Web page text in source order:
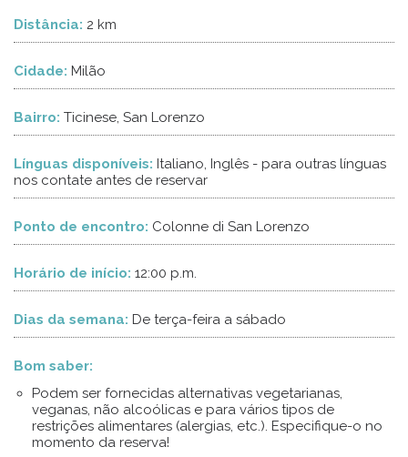
Distância: 2 km
Cidade: Milão
Bairro: Ticinese, San Lorenzo
Línguas disponíveis: Italiano, Inglês - para outras línguas
nos contate antes de reservar
Ponto de encontro: Colonne di San Lorenzo
Horário de início: 12:00 p.m.
Dias da semana: De terça-feira a sábado
Bom saber:
Podem ser fornecidas alternativas vegetarianas,
veganas, não alcoólicas e para vários tipos de
restrições alimentares (alergias, etc.). Especifique-o no
momento da reserva!